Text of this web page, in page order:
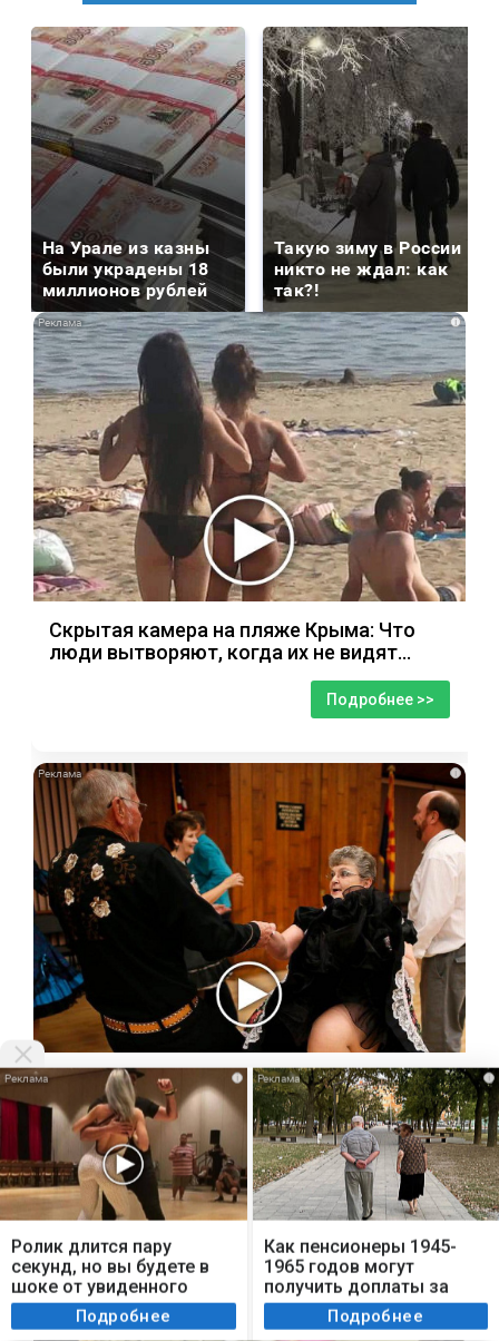
На Урале из казны
были украдены 18
миллионов рублей
Такую зиму в России
никто не ждал: как
так?!
i
Скрытая камера на пляже Крыма: Что
люди вытворяют, когда их не видят...
Подробнее >>
i
Ролик длится несколько секунд, а
смеяться вы будете долго
Подробнее >>
i
Мы используем cookie. Во время посещения сайта
вы соглашаетесь с тем, что мы обрабатываем
ваши персональные данные с использованием
метрик Яндекс Метрика, top.mail.ru, LiveInternet.
Я согласен
i
Ролик длится пару
секунд, но вы будете в
шоке от увиденного
Подробнее
i
Как пенсионеры 1945-
1965 годов могут
получить доплаты за
советский стаж
Подробнее